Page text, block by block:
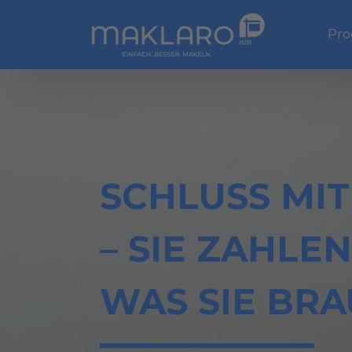
SCHLUSS
– SIE
WAS SIE